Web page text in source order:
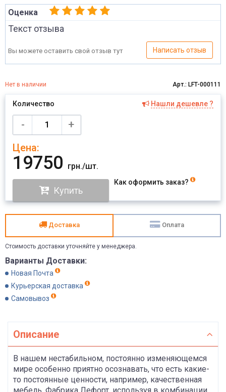
Оценка
Текст отзыва
Вы можете оставить свой отзыв тут Написать отзыв
Нет в наличии Арт.: LFT-000111
Количество Нашли дешевле ?
-
+
Цена:
19750 грн./шт.
Купить
Как оформить заказ?
Доставка Оплата
Стоимость доставки уточняйте у менеджера.
Варианты Доставки:
Новая Почта
Курьерская доставка
Самовывоз
Описание
В нашем нестабильном, постоянно изменяющемся
мире особенно приятно осознавать, что есть какие-
то постоянные ценности, например, качественная
мебель. Фабрика Лефорт, используя в комбинации